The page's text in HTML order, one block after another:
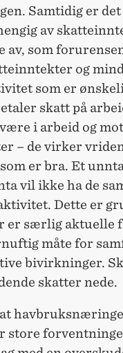
Samtidig er
av
av, som
og
som er
skatt på
i arbeid og
– de virker
er bra. Et
vil ikke ha de
Dette er
særlig aktuelle
måte for
bivirkninger.
skatter nede.
store